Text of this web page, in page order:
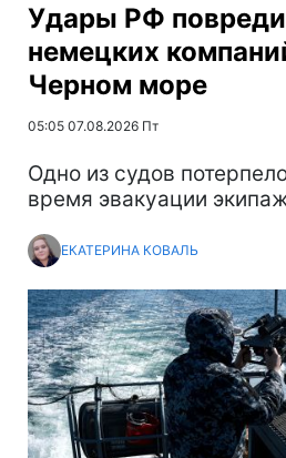
Удары РФ
немецких
Черном море
05:05 07.08.2026 Пт
Одно из судов
время эвакуации
ЕКАТЕРИНА КОВАЛЬ